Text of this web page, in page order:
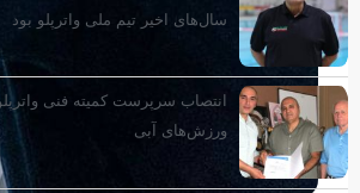
سال‌های اخیر تیم ملی واترپلو بود
انتصاب سرپرست کمیته فنی
ورزش‌های آبی